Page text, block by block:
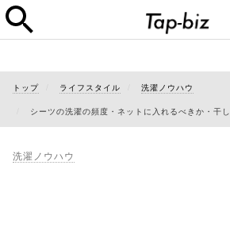
トップ ライフスタイル 洗濯ノウハウ
シーツの洗濯の頻度・ネットに入れるべきか・干
洗濯ノウハウ